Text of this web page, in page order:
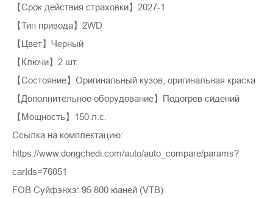
【Срок действия страховки】2027-1
【Тип привода】2WD
【Цвет】Черный
【Ключи】2 шт.
【Состояние】Оригинальный кузов, оригинальная краска
【Дополнительное оборудование】Подогрев сидений
【Мощность】150 л.с.
Ссылка на комплектацию:
https://www.dongchedi.com/auto/auto_compare/params?
carIds=76051
FOB Суйфэнхэ: 95 800 юаней (VTB)